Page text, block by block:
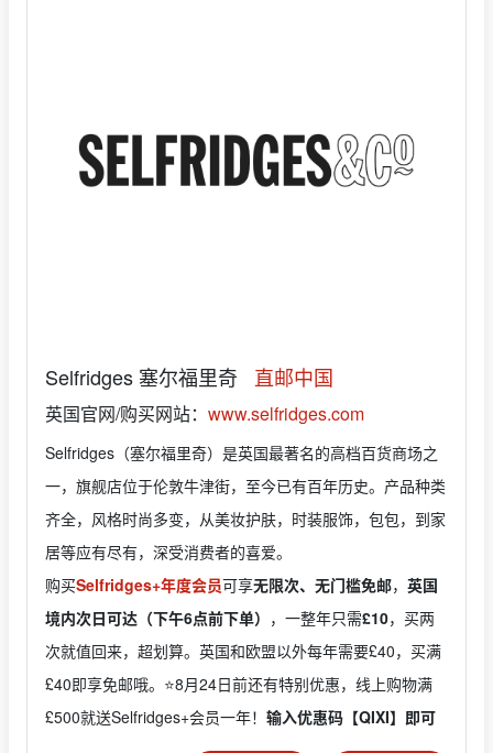
Selfridges 塞尔福里奇 直邮中国
英国官网/购买网站： www.selfridges.com
Selfridges（塞尔福里奇）是英国最著名的高档百货商场之
一，旗舰店位于伦敦牛津街，至今已有百年历史。产品种类
齐全，风格时尚多变，从美妆护肤，时装服饰，包包，到家
居等应有尽有，深受消费者的喜爱。
购买Selfridges+年度会员可享无限次、无门槛免邮， 英国
境内次日可达（下午6点前下单） ，一整年只需£10，买两
次就值回来，超划算。英国和欧盟以外每年需要£40，买满
£40即享免邮哦。⭐️8月24日前还有特别优惠，线上购物满
£500就送Selfridges+会员一年！ 输入优惠码【QIXI】即可